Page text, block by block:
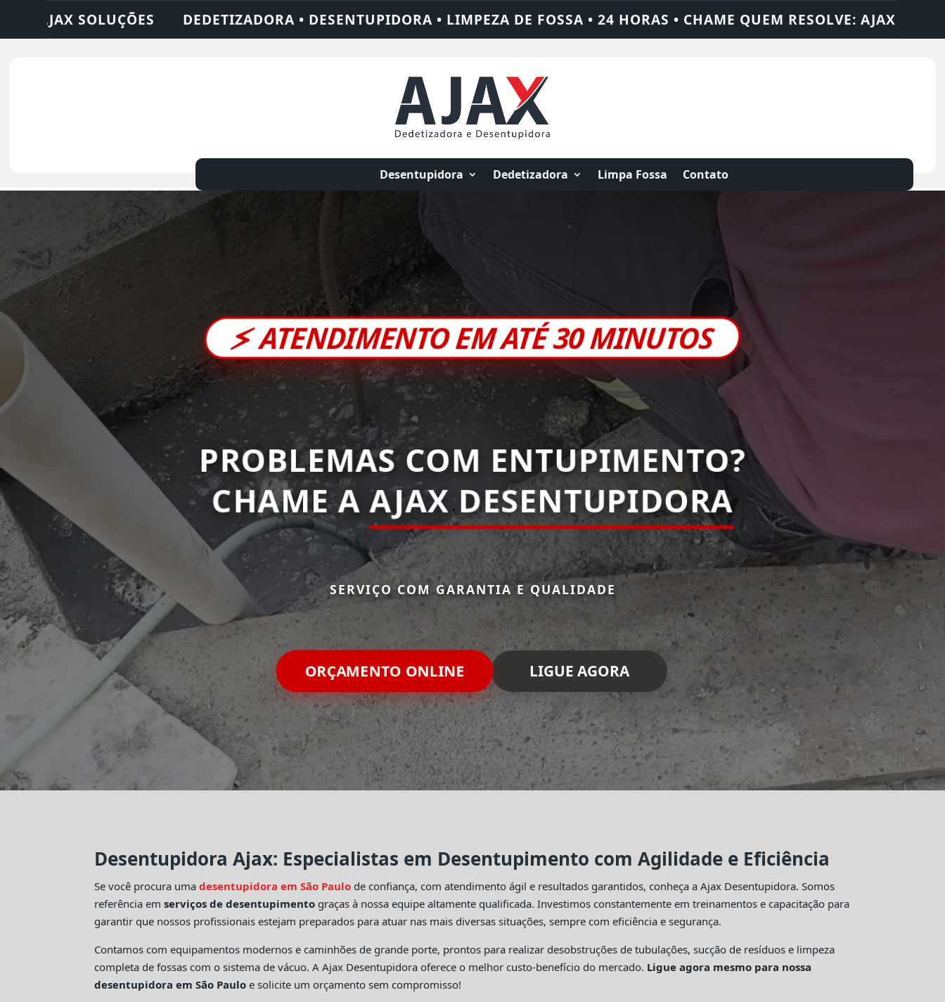
• DESENTUPIDORA • LIMPEZA DE FOSSA • 24 HORAS • CHAME QUEM RESOLVE: AJAX SOLUÇÕES DEDETIZADORA •
Desentupidora Dedetizadora Limpa Fossa Contato
⚡ATENDIMENTO EM ATÉ 30 MINUTOS
PROBLEMAS COM ENTUPIMENTO?
CHAME AAJAX DESENTUPIDORA
SERVIÇO COM GARANTIA E QUALIDADE
ORÇAMENTO ONLINE LIGUE AGORA
Desentupidora Ajax: Especialistas em Desentupimento com Agilidade e Eficiência
Se você procura umadesentupidora em São Paulo de confiança, com atendimento ágil e resultados garantidos, conheça a Ajax Desentupidora. Somos
referência emserviços de desentupimento graças à nossa equipe altamente qualificada. Investimos constantemente em treinamentos e capacitação para
garantir que nossos profissionais estejam preparados para atuar nas mais diversas situações, sempre com eficiência e segurança.
Contamos com equipamentos modernos e caminhões de grande porte, prontos para realizar desobstruções de tubulações, sucção de resíduos e limpeza
completa de fossas com o sistema de vácuo. A Ajax Desentupidora oferece o melhor custo-benefício do mercado. Ligue agora mesmo para nossa
desentupidora em São Paulo e solicite um orçamento sem compromisso!